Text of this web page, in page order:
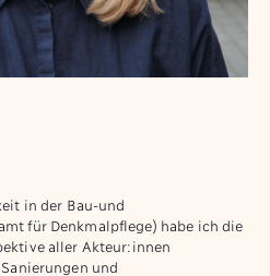
in der Bau-und
für Denkmalpflege) habe ich die
aller Akteur:innen
und